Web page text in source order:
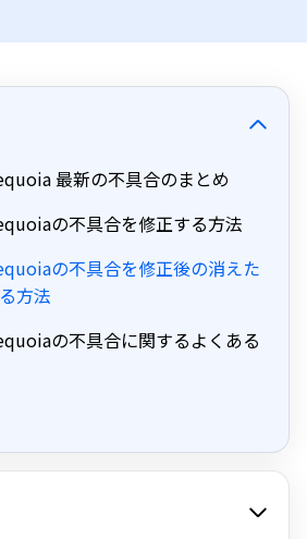
最新の不具合のまとめ
の不具合を修正する方法
の不具合を修正後の消えた
方法
の不具合に関するよくある